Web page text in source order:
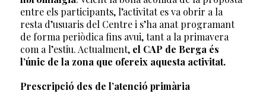
entre els participants, l’activitat es va obrir a la
resta d’usuaris del Centre i s’ha anat programant
de forma periòdica fins avui, tant a la primavera
com a l’estiu. Actualment, el CAP de Berga és
l’únic de la zona que ofereix aquesta activitat.
Prescripció des de l’atenció primària